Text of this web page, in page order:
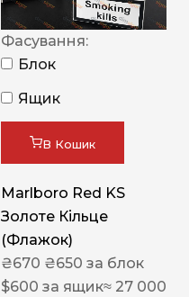
Фасування:
Блок
Ящик
В Кошик
Marlboro Red KS
Золоте Кільце
(Флажок)
₴670 ₴650 за блок
$600 за ящик≈ 27 000